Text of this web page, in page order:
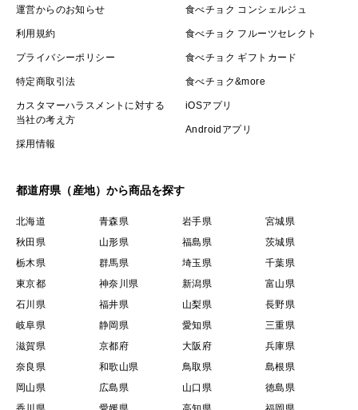
運営からのお知らせ
利用規約
プライバシーポリシー
特定商取引法
カスタマーハラスメントに対する
当社の考え方
採用情報
食べチョク コンシェルジュ
食べチョク フルーツセレクト
食べチョク ギフトカード
食べチョク&more
iOSアプリ
Androidアプリ
都道府県（産地）から商品を探す
北海道 青森県 岩手県
宮城県
秋田県
山形県 福島県
茨城県
栃木県
群馬県 埼玉県
千葉県
東京都
神奈川県 新潟県
富山県
石川県
福井県 山梨県
長野県
岐阜県
静岡県 愛知県
三重県
滋賀県
京都府 大阪府
兵庫県
奈良県
和歌山県 鳥取県
島根県
岡山県
広島県 山口県
徳島県